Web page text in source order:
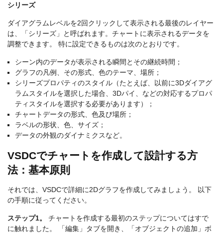
シリーズ
ダイアグラムレベルを2回クリックして表示される最後のレイヤー
は、「シリーズ」と呼ばれます。チャートに表示されるデータを
調整できます。 特に設定できるものは次のとおりです。
シーン内のデータが表示される瞬間とその継続時間；
グラフの凡例、その形式、色のテーマ、場所；
シリーズプロパティのスタイル（たとえば、以前に3Dダイアグ
ラムスタイルを選択した場合、3Dパイ、などの対応するプロパ
ティスタイルを選択する必要があります）；
チャートデータの形式、色及び場所；
ラベルの形状、色、サイズ；
データの外観のダイナミクスなど。
VSDCでチャートを作成して設計する方
法：基本原則
それでは、VSDCで詳細に2Dグラフを作成してみましょう。 以下
の手順に従ってください。
ステップ1。
チャートを作成する最初のステップについてはすで
に触れました。 「編集」タブを開き、「オブジェクトの追加」ボ